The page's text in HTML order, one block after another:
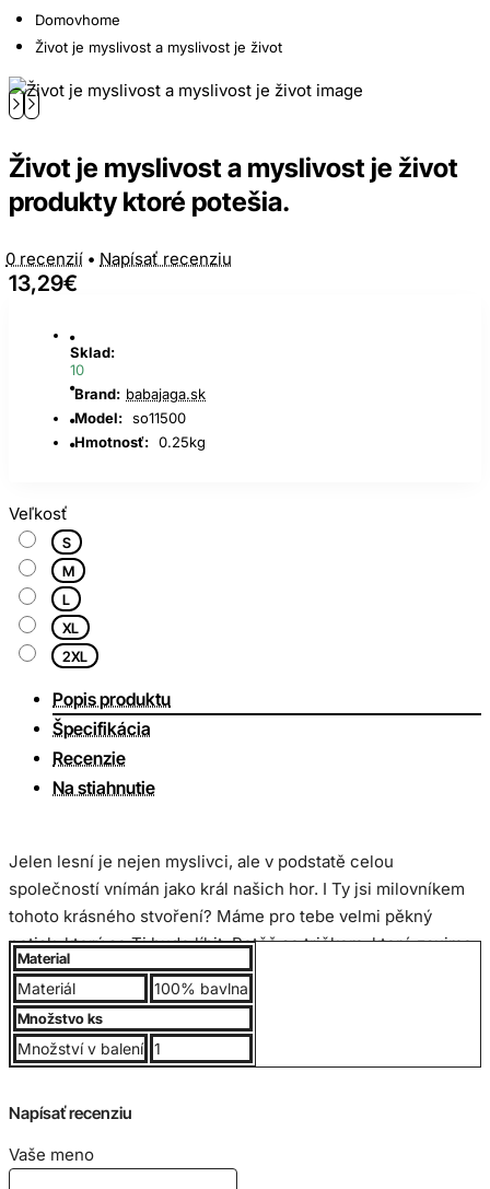
Domovhome
Život je myslivost a myslivost je život
Život je myslivost a myslivost je život
produkty ktoré potešia.
0 recenzií • Napísať recenziu
13,29€
Sklad:
10
Brand: babajaga.sk
Model: so11500
Hmotnosť: 0.25kg
Veľkosť
S
M
L
XL
2XL
Popis produktu
Špecifikácia
Recenzie
Na stiahnutie
Jelen lesní je nejen myslivci, ale v podstatě celou
společností vnímán jako král našich hor. I Ty jsi milovníkem
tohoto krásného stvoření? Máme pro tebe velmi pěkný
potisk, který se Ti bude líbit. Potěš se tričkem, které zaujme
každého milovníka tohoto krásného samce.
Kvalitné UNISEX tričko, 100% bavlna, jemne česaná, rukávy,
lem okolo krku obsahuje elastan. Gramáž 190g/m2.
Bavlnený materiál zabezpečuje príjemné nosenie. Trup
trička je po stranách bez švov, vďaka čomu je zabezpečená
jeho tvarová stálosť. Výborný pomer kvality a ceny.
Material
Materiál 100% bavlna
Množstvo ks
Množství v balení 1
Napísať recenziu
Vaše meno